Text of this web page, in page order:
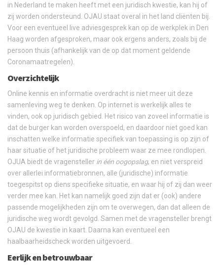
in Nederland te maken heeft met een juridisch kwestie, kan hij of
zij worden ondersteund. OJAU staat overal in het land cliënten bij.
Voor een eventueel live adviesgesprek kan op de werkplek in Den
Haag worden afgesproken, maar ook ergens anders, zoals bij de
persoon thuis (afhankelijk van de op dat moment geldende
Coronamaatregelen).
Overzichtelijk
Online kennis en informatie overdracht is niet meer uit deze
samenleving weg te denken. Op internet is werkelijk alles te
vinden, ook op juridisch gebied. Het risico van zoveel informatie is
dat de burger kan worden overspoeld, en daardoor niet goed kan
inschatten welke informatie specifiek van toepassing is op zijn of
haar situatie of het juridische probleem waar ze mee rondlopen.
OJUA biedt de vragensteller in één oogopslag, en niet verspreid
over allerlei informatiebronnen, alle (juridische) informatie
toegespitst op diens specifieke situatie, en waar hij of zij dan weer
verder mee kan. Het kan namelijk goed zijn dat er (ook) andere
passende mogelijkheden zijn om te overwegen, dan dat alleen de
juridische weg wordt gevolgd. Samen met de vragensteller brengt
OJAU de kwestie in kaart. Daarna kan eventueel een
haalbaarheidscheck worden uitgevoerd.
Eerlijk en betrouwbaar